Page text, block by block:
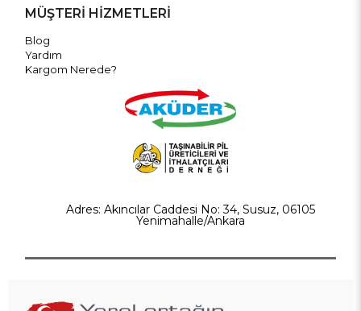
MÜŞTERİ HİZMETLERİ
Blog
Yardım
Kargom Nerede?
Adres: Akıncılar Caddesi No: 34, Susuz, 06105
Yenimahalle/Ankara